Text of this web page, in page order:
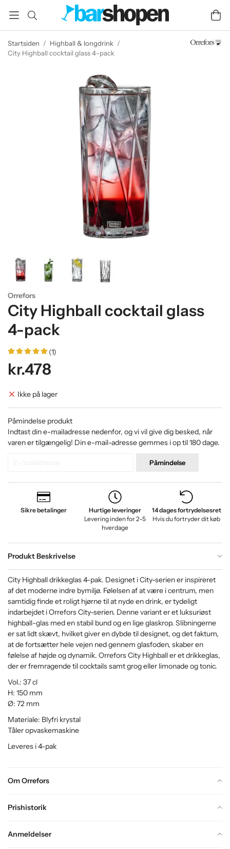
Startsiden / Highball & longdrink /
City Highball cocktail glass 4-pack
Orrefors
City Highball cocktail glass
4-pack
(1)
kr.478
Ikke på lager
Påmindelse produkt
Indtast din e-mailadresse nedenfor, og vi vil give dig besked, når
varen er tilgængelig! Din e-mail-adresse gemmes i op til 180 dage.
Påmindelse
Sikre betalinger
Hurtige leveringer
Levering inden for 2–5
hverdage
14 dages fortrydelsesret
Hvis du fortryder dit køb
Produkt Beskrivelse
Om Orrefors
Prishistorik
Anmeldelser
City Highball drikkeglas 4-pak. Designet i City-serien er inspireret
af det moderne indre bymiljø. Følelsen af ​​at være i centrum, men
samtidig finde et roligt hjørne til at nyde en drink, er tydeligt
indarbejdet i Orrefors City-serien. Denne variant er et luksuriøst
highball-glas med en stabil bund og en lige glaskrop. Slibningerne
er sat lidt skævt, hvilket giver en dybde til designet, og det faktum,
at de fortsætter hele vejen ned gennem glasfoden, skaber en
følelse af højde og dynamik. Orrefors City Highball er et drikkeglas,
der er fremragende til cocktails samt grog eller limonade og tonic.
Vol.: 37 cl
H: 150 mm
Ø: 72 mm
Materiale: Blyfri krystal
Tåler opvaskemaskine
Leveres i 4-pak